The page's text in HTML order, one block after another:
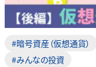
#暗号資産（仮想通貨）
#みんなの投資